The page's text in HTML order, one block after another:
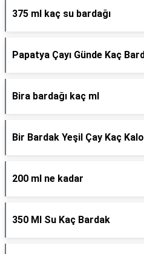
375 ml kaç su bardağı
Papatya Çayı Günde Kaç
Bira bardağı kaç ml
Bir Bardak Yeşil Çay Kaç
200 ml ne kadar
350 Ml Su Kaç Bardak